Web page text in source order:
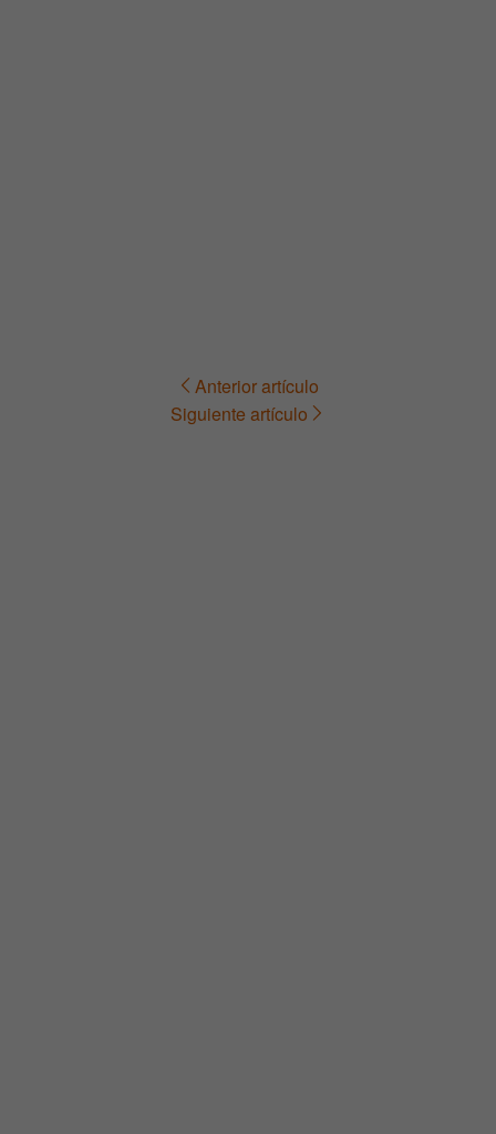
Navegación Anterior artículo
Siguiente artículo